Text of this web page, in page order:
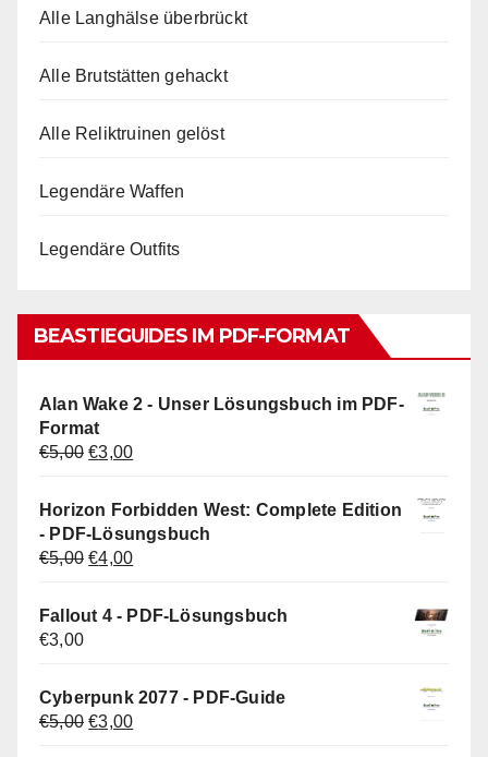
Alle Langhälse überbrückt
Alle Brutstätten gehackt
Alle Reliktruinen gelöst
Legendäre Waffen
Legendäre Outfits
BEASTIEGUIDES IM PDF-FORMAT
Alan Wake 2 - Unser Lösungsbuch im PDF-
Format
€5,00 Ursprünglicher
war:
€5,00
€3,00Aktueller
ist:
€3,00.
Horizon Forbidden West: Complete Edition
- PDF-Lösungsbuch
€5,00 Ursprünglicher
war:
€4,00Aktueller
ist:
Fallout 4 - PDF-Lösungsbuch
€3,00
Cyberpunk 2077 - PDF-Guide
€5,00 Ursprünglicher
€3,00Aktueller